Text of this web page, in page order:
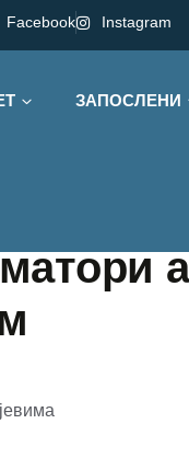
Facebook Instagram
ЗАПОСЛЕНИ